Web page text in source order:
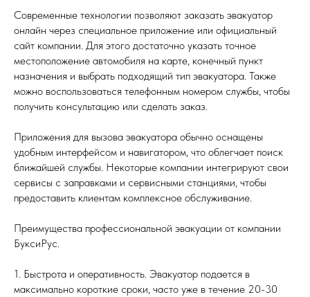
Современные технологии позволяют заказать эвакуатор
онлайн через специальное приложение или официальный
сайт компании. Для этого достаточно указать точное
местоположение автомобиля на карте, конечный пункт
назначения и выбрать подходящий тип эвакуатора. Также
можно воспользоваться телефонным номером службы, чтобы
получить консультацию или сделать заказ.
Приложения для вызова эвакуатора обычно оснащены
удобным интерфейсом и навигатором, что облегчает поиск
ближайшей службы. Некоторые компании интегрируют свои
сервисы с заправками и сервисными станциями, чтобы
предоставить клиентам комплексное обслуживание.
Преимущества профессиональной эвакуации от компании
БуксиРус.
1. Быстрота и оперативность. Эвакуатор подается в
максимально короткие сроки, часто уже в течение 20-30